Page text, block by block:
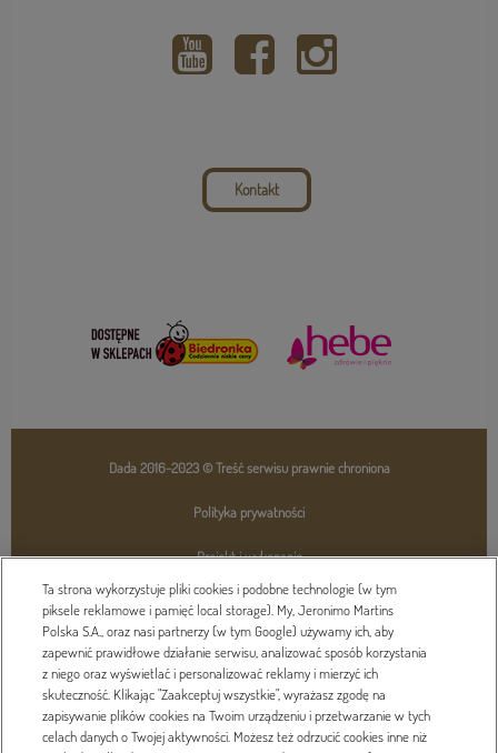
Kontakt
Dada 2016-2023 © Treść serwisu prawnie chroniona
Polityka prywatności
Projekt i wykonanie
Ta strona wykorzystuje pliki cookies i podobne technologie (w tym
piksele reklamowe i pamięć local storage). My, Jeronimo Martins
Polska S.A., oraz nasi partnerzy (w tym Google) używamy ich, aby
zapewnić prawidłowe działanie serwisu, analizować sposób korzystania
z niego oraz wyświetlać i personalizować reklamy i mierzyć ich
skuteczność. Klikając "Zaakceptuj wszystkie", wyrażasz zgodę na
zapisywanie plików cookies na Twoim urządzeniu i przetwarzanie w tych
celach danych o Twojej aktywności. Możesz też odrzucić cookies inne niż